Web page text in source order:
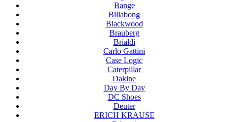
Bange
Billabong
Blackwood
Brauberg
Brialdi
Carlo Gattini
Case Logic
Caterpillar
Dakine
Day By Day
DC Shoes
Deuter
ERICH KRAUSE